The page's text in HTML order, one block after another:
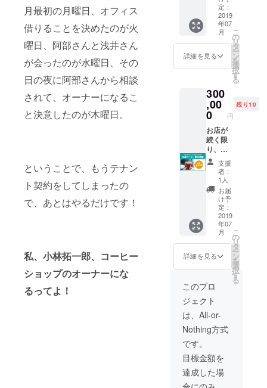
月最初の月曜日、オフィス
借りることを決めたのが火
曜日、阿部さんと浅井さん
が会ったのが水曜日、その
日の夜に阿部さんから相談
されて、オーナーになるこ
と決意したのが木曜日。
ということで、もうテナン
ト契約をしてしまったの
で、あとはやるだけです！
私、小林拓一郎、コーヒー
ショップのオーナーにな
るってよ！
た、聞
いた、
体験し
た出来
事を中
心にお
話しし
ていき
もちろ
ん現地
ポート
ランド
での
MASH
初の海
外ライ
ブも二
人の目
線から
じっく
りと振
り返り
ます。
そし
て、
トーク
の流れ
から突
発的に
始まる
MASH
のミニ
ライブ
も予定
Pharma
cy
Coffee
ごい遊
び方の
ご提案
をお待
ちして
おりま
す！
（ただ
序良俗
に反す
るもの
の展示
はお断
りさせ
ていた
だきま
す） ※
プロ
ジェク
ト終了
後、打
ち合わ
せにて
内容を
決めさ
せてい
ただき
ます。
※店舗を
どのく
らい自
由に使
用でき
るかは
ます。
※以下の
期間か
本人様
に限
り、生
涯お店
でソフ
トク
リーム
食べ放
せてい
ただき
ます。
（ただ
し、イ
ベント
などの
出店時
にはパ
スの利
用は不
可とさ
せてい
ただき
す。）
（パス
の使用
は本店
のみで
す。）
万が
一、閉
店や移
転が
あった
しまし
ては、
２０２
定：
2019
年07
月
詳細を見る
こ
の
リ
タ
ー
ン
を
選
択
す
る
300
,00
0 円
残り10
お店が
続く限
り、こ
のパス
を見せ
ていた
だけれ
ば、ご
本人様
に限
り、生
涯お店
でコー
ヒー飲
み放題
とさせ
ていた
だきま
す。
（ただ
し、イ
ベント
にはパ
スの利
用は不
支援
者：
1人
お届
け予
定：
2019
年07
月
詳細を見る
こ
の
リ
タ
ー
ン
を
選
択
す
る
このプロ
ジェクト
は、All-or-
Nothing方式
です。
目標金額を
達成した場